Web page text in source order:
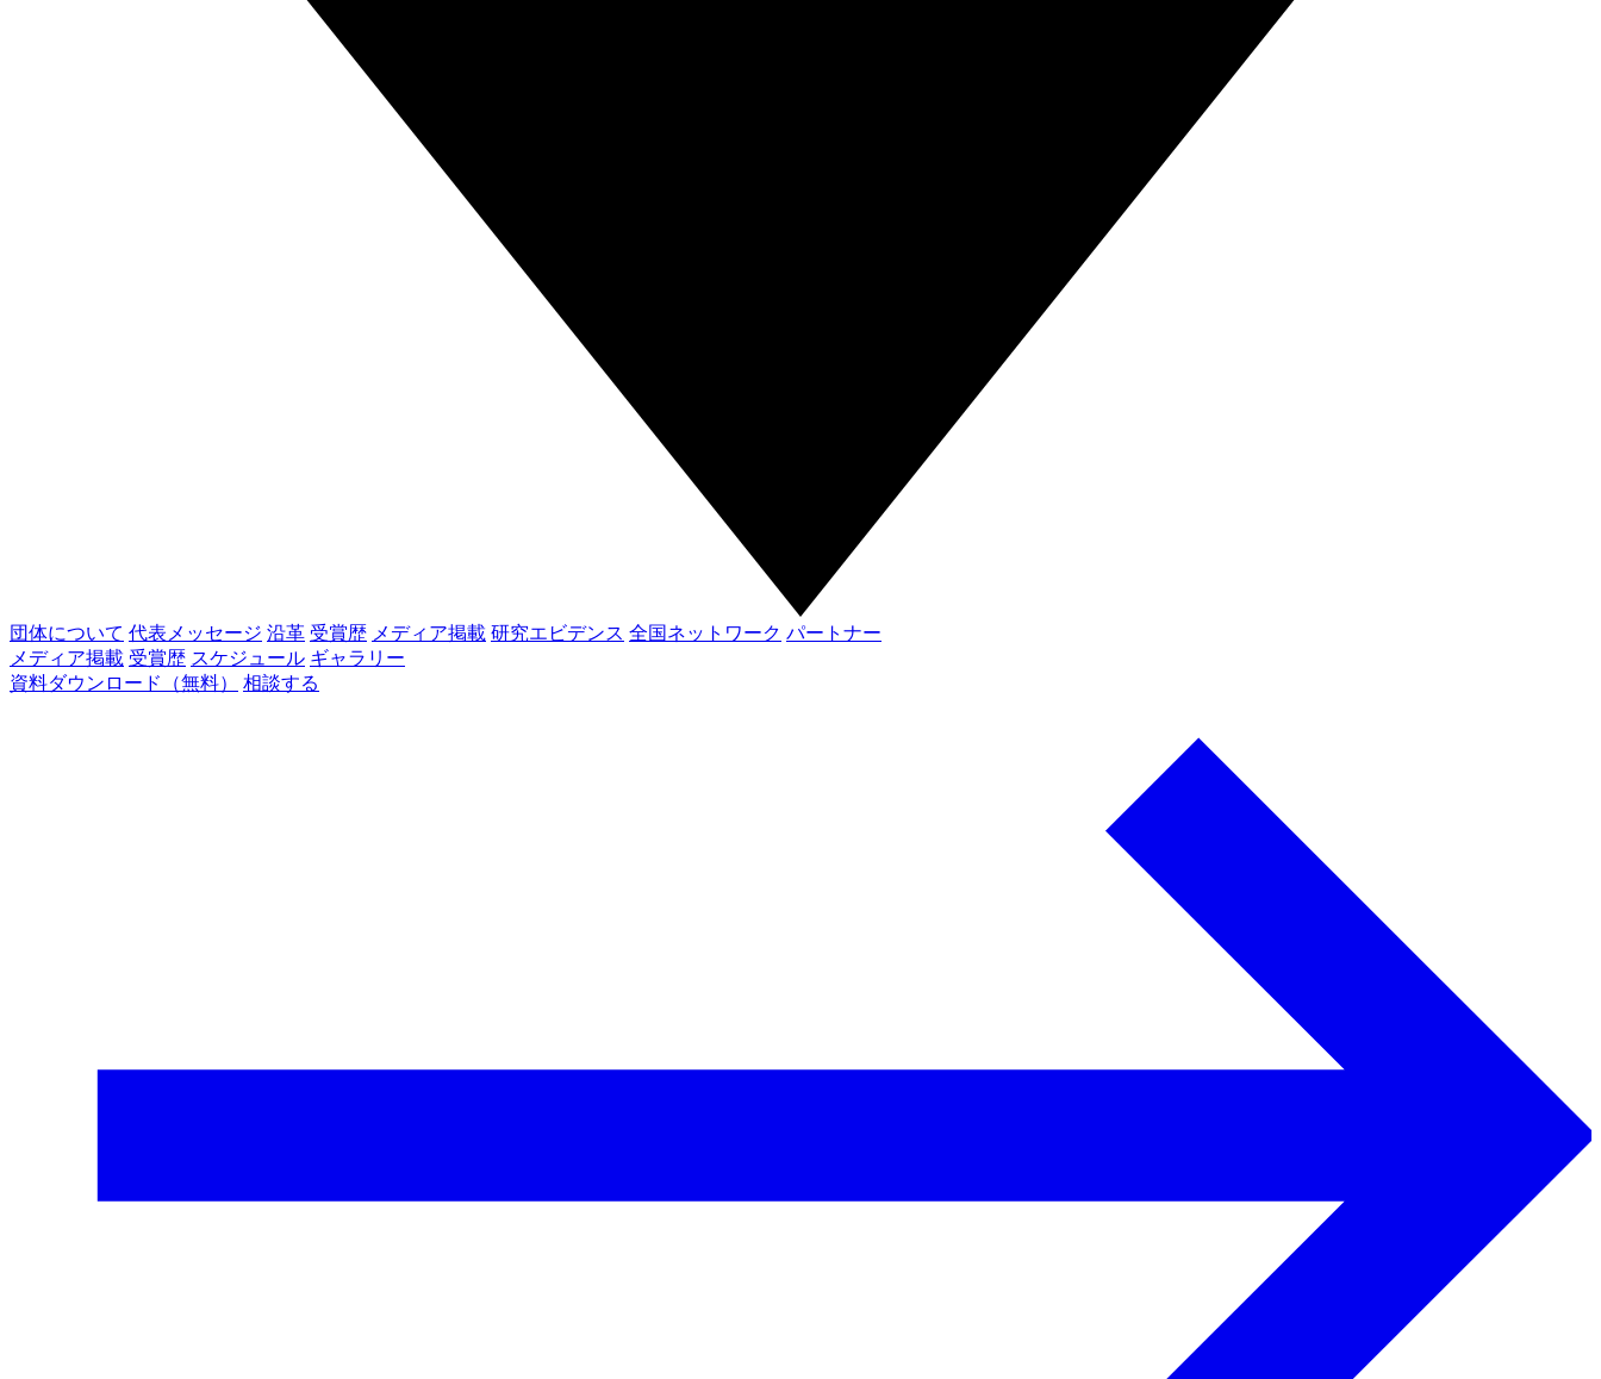
団体について 代表メッセージ 沿革 受賞歴 メディア掲載 研究エビデンス 全国ネットワーク パートナー
メディア掲載 受賞歴 スケジュール ギャラリー
資料ダウンロード（無料）
相談する